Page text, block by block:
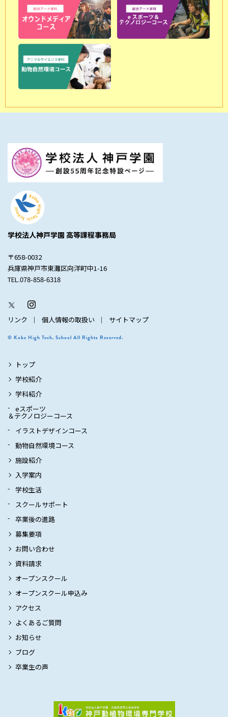
学校法人神戸学園 高等課程事務局
〒658-0032
兵庫県神戸市東灘区向洋町中1-16
TEL.078-858-6318
リンク 個人情報の取扱い サイトマップ
© Kobe High Tech. School All Rights Reserved.
トップ
学校紹介
学科紹介
eスポーツ
＆テクノロジーコース
イラストデザインコース
動物自然環境コース
施設紹介
入学案内
学校生活
スクールサポート
卒業後の進路
募集要項
お問い合わせ
資料請求
オープンスクール
オープンスクール申込み
アクセス
よくあるご質問
お知らせ
ブログ
卒業生の声